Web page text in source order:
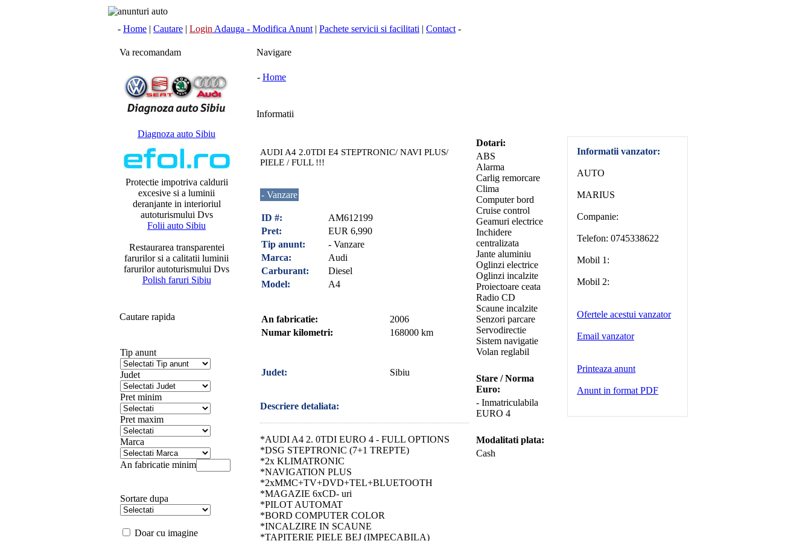
- Home | Cautare | Login Adauga - Modifica Anunt | Pachete servicii si facilitati | Contact -
Va recomandam
Diagnoza auto Sibiu
Protectie impotriva caldurii
excesive si a luminii
deranjante in interioriul
autoturismului Dvs
Folii auto Sibiu
Restaurarea transparentei
farurilor si a calitatii luminii
farurilor autoturismului Dvs
Polish faruri Sibiu
Cautare rapida
Tip anunt
Judet
Pret minim
Pret maxim
Marca
An fabricatie minim
Sortare dupa
Doar cu imagine
Navigare
- Home
Informatii
AUDI A4 2.0TDI E4 STEPTRONIC/ NAVI PLUS/
PIELE / FULL !!!
- Vanzare
ID #:
AM612199
Pret:
EUR 6,990
Tip anunt:
- Vanzare
Marca:
Audi
Carburant:
Diesel
Model:
A4
An fabricatie:
2006
Numar kilometri:
168000 km
Judet: Sibiu
Descriere detaliata:
*AUDI A4 2. 0TDI EURO 4 - FULL OPTIONS
*DSG STEPTRONIC (7+1 TREPTE)
*2x KLIMATRONIC
*NAVIGATION PLUS
*2xMMC+TV+DVD+TEL+BLUETOOTH
*MAGAZIE 6xCD- uri
*PILOT AUTOMAT
*BORD COMPUTER COLOR
*INCALZIRE IN SCAUNE
*TAPITERIE PIELE BEJ (IMPECABILA)
Dotari:
ABS
Alarma
Carlig remorcare
Clima
Computer bord
Cruise control
Geamuri electrice
Inchidere
centralizata
Jante aluminiu
Oglinzi electrice
Oglinzi incalzite
Proiectoare ceata
Radio CD
Scaune incalzite
Senzori parcare
Servodirectie
Sistem navigatie
Volan reglabil
Stare / Norma
Euro:
- Inmatriculabila
EURO 4
Modalitati plata:
Cash
Informatii vanzator:
AUTO
MARIUS
Companie:
Telefon: 0745338622
Mobil 1:
Mobil 2:
Ofertele acestui vanzator
Email vanzator
Printeaza anunt
Anunt in format PDF